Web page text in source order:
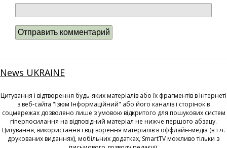
News UKRAINE
Цитування і відтворення будь-яких матеріалів або їх фрагментів в Інтернеті
з веб-сайта "Ізюм Інформаційний" або його каналів і сторінок в
соцмережах дозволено лише з умовою відкритого для пошукових систем
гіперпосилання на відповідний матеріал не нижче першого абзацу.
Цитування, використання і відтворення матеріалів в оффлайн-медіа (в т.ч.
друкованих виданнях), мобільних додатках, SmartTV можливо тільки з